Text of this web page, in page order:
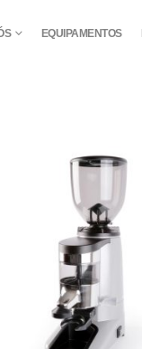
EQUIPAMENTOS